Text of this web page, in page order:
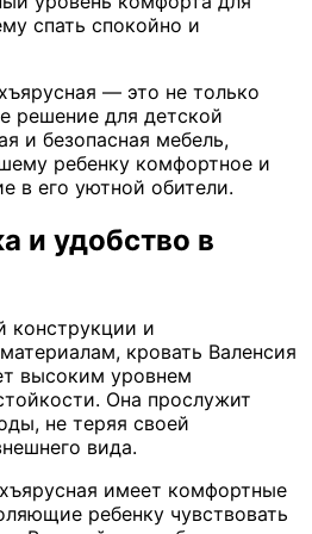
спать спокойно и
— это не только
решение для детской
и безопасная мебель,
ребенку комфортное и
в его уютной обители.
и удобство в
конструкции и
кровать Валенсия
высоким уровнем
Она прослужит
не теряя своей
вида.
имеет комфортные
ребенку чувствовать